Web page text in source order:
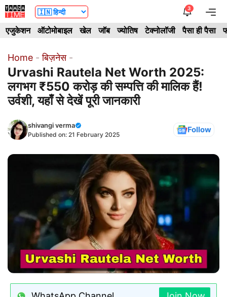
Skip
to
content
3
एजुकेशन ऑटोमोबाइल खेल जॉब ज्योतिष टेक्नोलॉजी पैसा ही पैसा
Home -बिज़नेस-
Urvashi Rautela Net Worth 2025:
लगभग ₹550 करोड़ की सम्पत्ति की मालिक हैं!
उर्वशी, यहाँ से देखें पूरी जानकारी
shivangi verma
Published on: 21 February 2025 Follow